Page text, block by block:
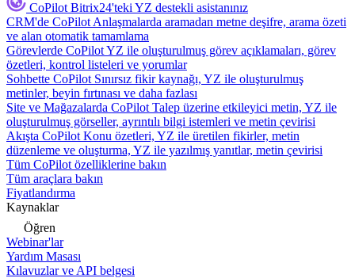
CoPilot Bitrix24'teki YZ destekli asistanınız
CRM'de CoPilot Anlaşmalarda aramadan metne deşifre, arama özeti
ve alan otomatik tamamlama
Görevlerde CoPilotYZ ile oluşturulmuş görev açıklamaları, görev
özetleri, kontrol listeleri ve yorumlar
Sohbette CoPilot Sınırsız fikir kaynağı, YZ ile oluşturulmuş
metinler, beyin fırtınası ve daha fazlası
Site ve Mağazalarda CoPilot Talep üzerine etkileyici metin, YZ ile
oluşturulmuş görseller, ayrıntılı bilgi istemleri ve metin çevirisi
Akışta CoPilot Konu özetleri, YZ ile üretilen fikirler, metin
düzenleme ve oluşturma, YZ ile yazılmış yanıtlar, metin çevirisi
Tüm CoPilot özelliklerine bakın
Tüm araçlara bakın
Fiyatlandırma
Kaynaklar
Öğren
Webinar'lar
Yardım Masası
Kılavuzlar ve API belgesi